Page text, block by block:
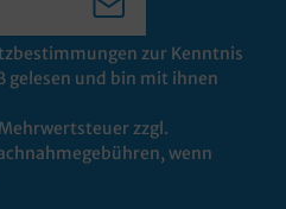
zur Kenntnis
gelesen und bin mit ihnen
zzgl.
wenn